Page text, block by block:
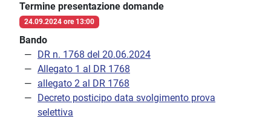
Termine presentazione domande
24.09.2024 ore 13:00
Bando
DR n. 1768 del 20.06.2024
Allegato 1 al DR 1768
allegato 2 al DR 1768
Decreto posticipo data svolgimento prova
selettiva